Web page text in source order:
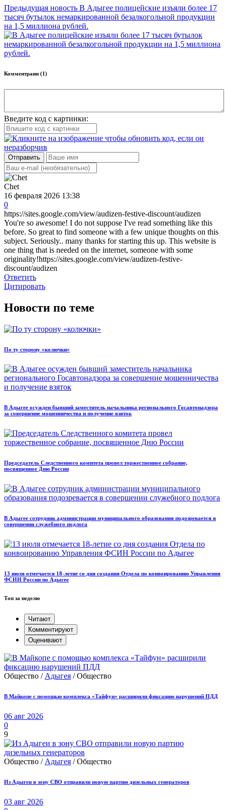
Предыдущая новость В Адыгее полицейские изъяли более 17
тысяч бутылок немаркированной безалкогольной продукции
на 1,5 миллиона рублей.
Комментраии (1)
Введите код с картинки:
Отправить
Chet
16 февраля 2026 13:38
0
https://sites.google.com/view/audizen-festive-discount/audizen
You're so awesome! I do not suppose I've read something like this
before. So great to find someone with a few unique thoughts on this
subject. Seriously.. many thanks for starting this up. This website is
one thing that is needed on the internet, someone with some
originality!https://sites.google.com/view/audizen-festive-
discount/audizen
Ответить
Цитировать
Новости по теме
По ту сторону «колючки»
В Адыгее осужден бывший заместитель начальника регионального Госавтонадзора
за совершение мошенничества и получение взяток
Председатель Следственного комитета провел торжественное собрание,
посвященное Дню России
В Адыгее сотрудник администрации муниципального образования подозревается в
совершении служебного подлога
13 июля отмечается 18-летие со дня создания Отдела по конвоированию Управления
ФСИН России по Адыгее
Топ за неделю
Читают
Комментируют
Оценивают
Общество / Адыгея / Общество
В Майкопе с помощью комплекса «Тайфун» расширили фиксацию нарушений ПДД
06 авг 2026
0
9
Общество / Адыгея / Общество
Из Адыгеи в зону СВО отправили новую партию дизельных генераторов
03 авг 2026